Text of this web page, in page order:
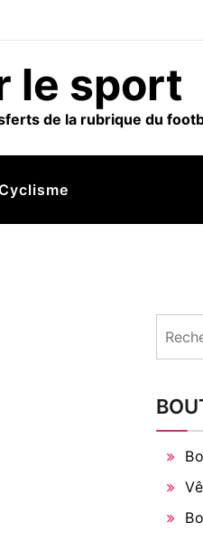
le sport
de la rubrique du